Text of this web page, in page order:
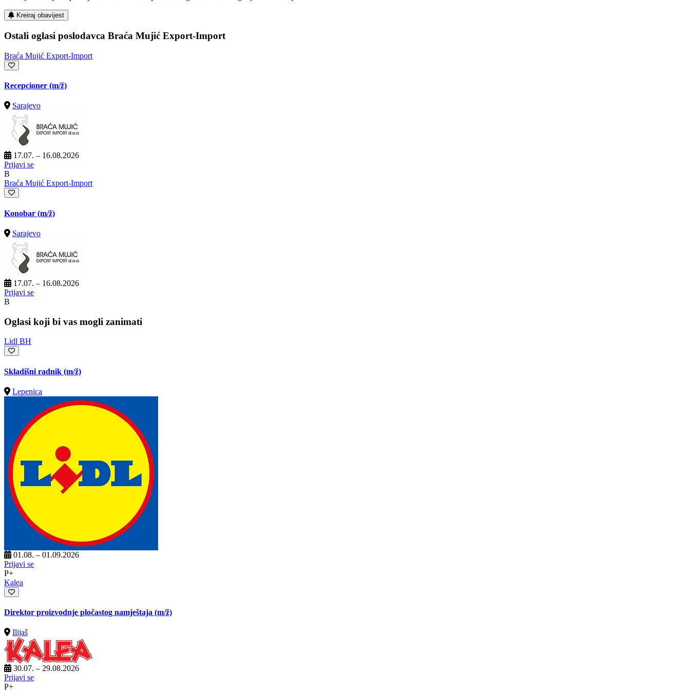
Kreiraj obavijest
Ostali oglasi poslodavca Braća Mujić Export-Import
Braća Mujić Export-Import
Recepcioner (m/ž)
Sarajevo
17.07. – 16.08.2026
Prijavi se
B
Braća Mujić Export-Import
Konobar (m/ž)
Sarajevo
17.07. – 16.08.2026
Prijavi se
B
Oglasi koji bi vas mogli zanimati
Lidl BH
Skladišni radnik (m/ž)
Lepenica
01.08. – 01.09.2026
Prijavi se
P+
Kalea
Direktor proizvodnje pločastog namještaja (m/ž)
Ilijaš
30.07. – 29.08.2026
Prijavi se
P+